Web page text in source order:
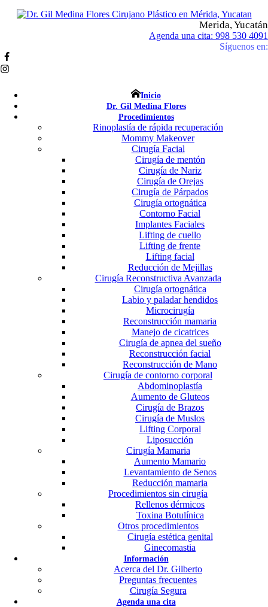
Merida, Yucatán
Agenda una cita: 998 530 4091
Síguenos en:
Inicio
Dr. Gil Medina Flores
Procedimientos
Rinoplastía de rápida recuperación
Mommy Makeover
Cirugía Facial
Cirugía de mentón
Cirugía de Nariz
Cirugía de Orejas
Cirugía de Párpados
Cirugía ortognática
Contorno Facial
Implantes Faciales
Lifting de cuello
Lifting de frente
Lifting facial
Reducción de Mejillas
Cirugía Reconstructiva Avanzada
Cirugía ortognática
Labio y paladar hendidos
Microcirugía
Reconstrucción mamaria
Manejo de cicatrices
Cirugía de apnea del sueño
Reconstrucción facial
Reconstrucción de Mano
Cirugía de contorno corporal
Abdominoplastía
Aumento de Gluteos
Cirugía de Brazos
Cirugía de Muslos
Lifting Corporal
Liposucción
Cirugía Mamaria
Aumento Mamario
Levantamiento de Senos
Reducción mamaria
Procedimientos sin cirugía
Rellenos dérmicos
Toxina Botulínica
Otros procedimientos
Cirugía estética genital
Ginecomastia
Información
Acerca del Dr. Gilberto
Preguntas frecuentes
Cirugía Segura
Agenda una cita